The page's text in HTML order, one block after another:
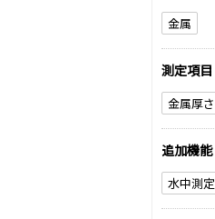
金属
測定項目
金属厚さ
追加機能
水中測定